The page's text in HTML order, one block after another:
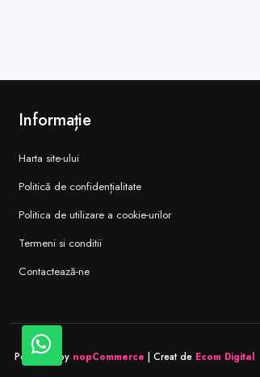
Informație
Harta site-ului
Politică de confidențialitate
Politica de utilizare a cookie-urilor
Termeni si conditii
Contactează-ne
Powered by nopCommerce | Creat de Ecom Digital